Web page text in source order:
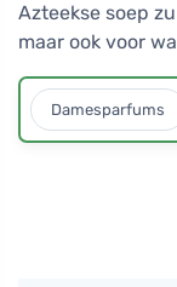
Azteekse soep
maar ook voor
Damesparfums